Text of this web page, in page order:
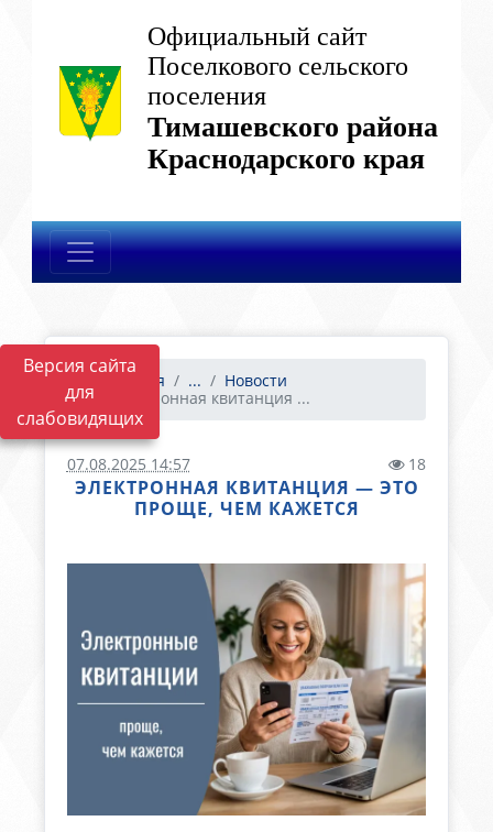
Версия сайта
для
слабовидящих
Официальный сайт
Поселкового сельского
поселения
Тимашевского района
Краснодарского края
Главная ...
Новости
Электронная квитанция ...
07.08.2025 14:57 18
ЭЛЕКТРОННАЯ КВИТАНЦИЯ — ЭТО
ПРОЩЕ, ЧЕМ КАЖЕТСЯ